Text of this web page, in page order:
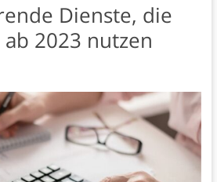
Dienste, die
ab 2023 nutzen